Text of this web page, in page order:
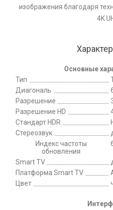
изображения благодаря
4K
Основные
Тип
Диагональ
Разрешение
Разрешение HD
Стандарт HDR
Стереозвук
Индекс частоты
обновления
Smart TV
Платформа Smart TV
Цвет